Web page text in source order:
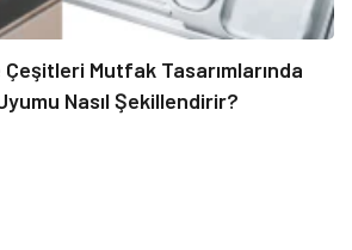
Mutfak Tasarımlarında
Nasıl Şekillendirir?